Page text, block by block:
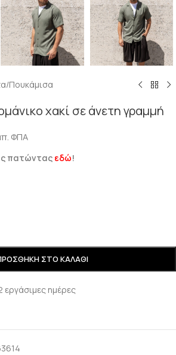
/Πουκάμισα
χακί σε άνετη γραμμή
ΦΠΑ
πατώντας εδώ!
ΣΤΟ ΚΑΛΆΘΙ
ημέρες